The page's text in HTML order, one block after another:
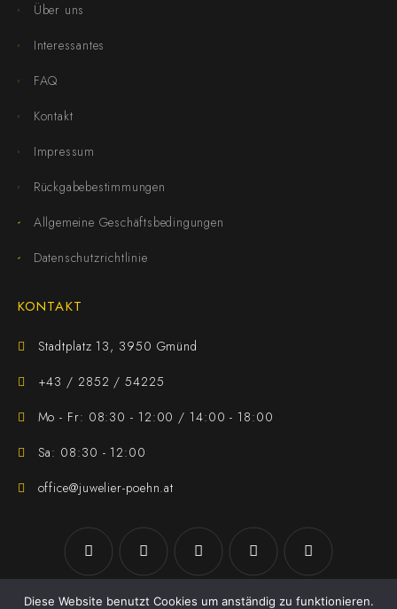
Über uns
Interessantes
FAQ
Kontakt
Impressum
Rückgabebestimmungen
Allgemeine Geschäftsbedingungen
Datenschutzrichtlinie
KONTAKT
Stadtplatz 13, 3950 Gmünd
+43 / 2852 / 54225
Mo - Fr: 08:30 - 12:00 / 14:00 - 18:00
Sa: 08:30 - 12:00
office@juwelier-poehn.at
Diese Website benutzt Cookies um anständig zu funktionieren.